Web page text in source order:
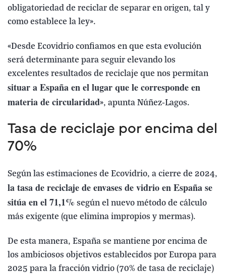
obligatoriedad de reciclar de separar en origen, tal y
como establece la ley».
«Desde Ecovidrio confiamos en que esta evolución
será determinante para seguir elevando los
excelentes resultados de reciclaje que nos permitan
situar a España en el lugar que le corresponde en
materia de circularidad», apunta Núñez-Lagos.
Tasa de reciclaje por encima del
70%
Según las estimaciones de Ecovidrio, a cierre de 2024,
la tasa de reciclaje de envases de vidrio en España se
sitúa en el 71,1% según el nuevo método de cálculo
más exigente (que elimina impropios y mermas).
De esta manera, España se mantiene por encima de
los ambiciosos objetivos establecidos por Europa para
2025 para la fracción vidrio (70% de tasa de reciclaje)